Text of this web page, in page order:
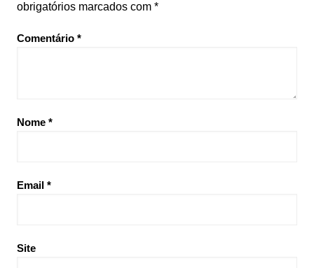
obrigatórios marcados com *
Comentário *
Nome *
Email *
Site